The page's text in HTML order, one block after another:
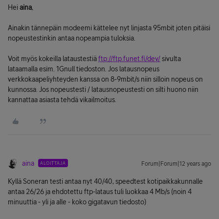
Heiaina,
Ainakin tännepäin modeemi kättelee nyt linjasta 95mbit joten pitäisi
nopeustestinkin antaa nopeampia tuloksia.
Voit myös kokeilla lataustestiäftp://ftp.funet.fi/dev/sivulta
lataamalla esim. 1Gnull tiedoston. Jos latausnopeus
verkkokaapeliyhteyden kanssa on 8-9mbit/s niin silloin nopeus on
kunnossa. Jos nopeustesti / latausnopeustesti on silti huono niin
kannattaa asiasta tehdä vikailmoitus.
aina ALOITTAJA Forum|Forum|12 years ago
Kyllä Soneran testi antaa nyt 40/40, speedtest kotipaikkakunnalle
antaa 26/26 ja ehdotettu ftp-lataus tuli luokkaa 4 Mb/s (noin 4
minuuttia - yli ja alle - koko gigatavun tiedosto)